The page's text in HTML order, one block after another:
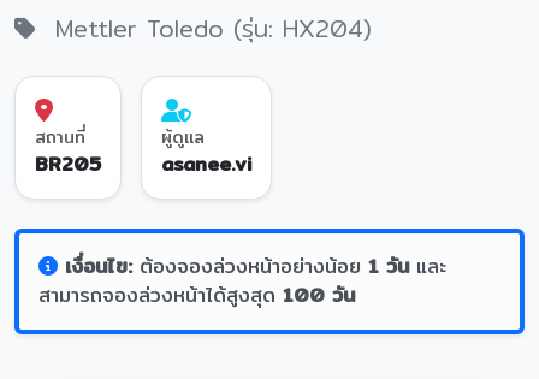
Mettler Toledo (รุ่น: HX204)
สถานที่
BR205
ผู้ดูแล
asanee.vi
เงื่อนไข:ต้องจองล่วงหน้าอย่างน้อย 1 วันและ
สามารถจองล่วงหน้าได้สูงสุด 100 วัน